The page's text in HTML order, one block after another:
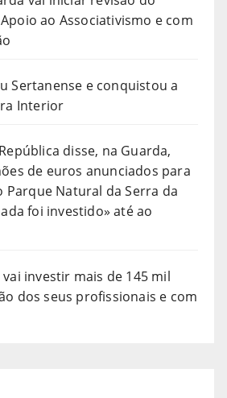
ao Associativismo e com
Sertanense e conquistou a
Interior
disse, na Guarda,
de euros anunciados para
Parque Natural da Serra da
foi investido» até ao
vai investir mais de 145 mil
dos seus profissionais e com